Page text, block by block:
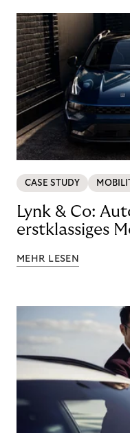
CASE STUDY
Lynk & Co:
erstklassiges
MEHR LESEN